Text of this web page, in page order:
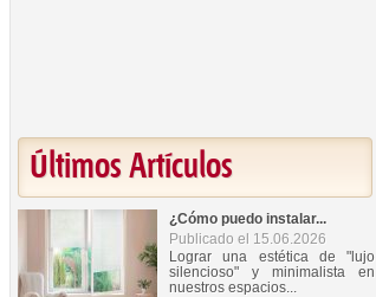
Últimos Artículos
¿Cómo puedo instalar...
Publicado el 15.06.2026
Lograr una estética de "lujo
silencioso" y minimalista en
nuestros espacios...